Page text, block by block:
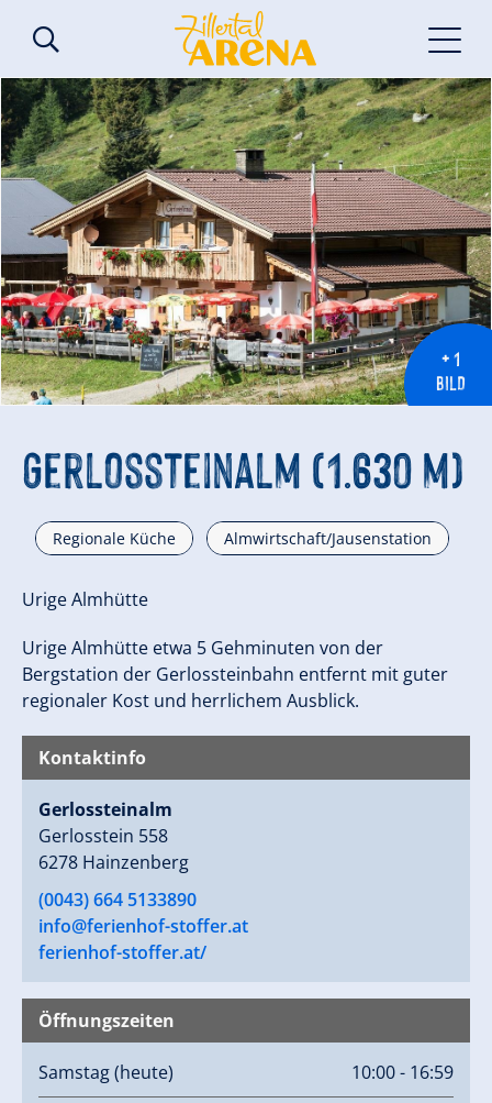
+ 1
BILD
Gerlossteinalm (1.630 m)
Regionale Küche Almwirtschaft/Jausenstation
Urige Almhütte
Urige Almhütte etwa 5 Gehminuten von der
Bergstation der Gerlossteinbahn entfernt mit guter
regionaler Kost und herrlichem Ausblick.
Kontaktinfo
Gerlossteinalm
Gerlosstein 558
6278 Hainzenberg
(0043) 664 5133890
info@ferienhof-stoffer.at
ferienhof-stoffer.at/
Öffnungszeiten
Samstag(heute) 10:00 - 16:59